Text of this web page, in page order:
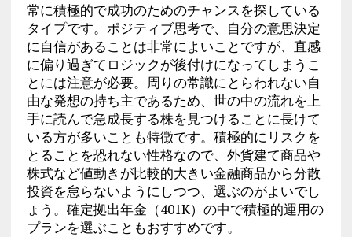
常に積極的で成功のためのチャンスを探している
タイプです。ポジティブ思考で、自分の意思決定
に自信があることは非常によいことですが、直感
に偏り過ぎてロジックが後付けになってしまうこ
とには注意が必要。周りの常識にとらわれない自
由な発想の持ち主であるため、世の中の流れを上
手に読んで急成長する株を見つけることに長けて
いる方が多いことも特徴です。積極的にリスクを
とることを恐れない性格なので、外貨建て商品や
株式など値動きが比較的大きい金融商品から分散
投資を怠らないようにしつつ、選ぶのがよいでし
ょう。確定拠出年金（401K）の中で積極的運用の
プランを選ぶこともおすすめです。